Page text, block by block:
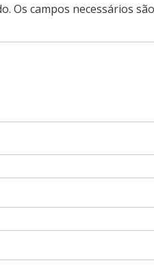
Os campos necessários